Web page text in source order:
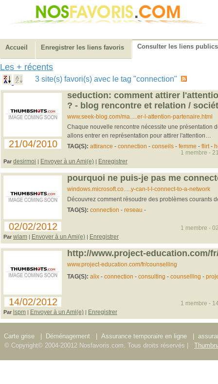
Accueil Enregistrer les liens favoris Consulter les liens publics
Les + récents
3 site(s) favori(s) avec le tag "connection"
21/04/2010
seduction: comment attirer
? - blog rencontre et relation /
www.seek-blog.com/ma.....er-l-attention-partenaire.html
Chaque nouvelle rencontre nécessite une présentation
allons entrer en représentation pour attirer l'attention…
TAG(S): attirance - connection - conseils- femme - flirt-
Par desirmoi | Envoyer à un Ami(e) | Enregistrer
1 membre -
02/02/2012
pourquoi ne puis-je pas me
windows.microsoft.co.....y-can-t-I-connect-to-a-network
Découvrez comment résoudre des problèmes courants
TAG(S): connection - reseau -
Par wiam | Envoyer à un Ami(e) | Enregistrer
1 membre -
14/02/2012
http://www.project-education.com/
www.project-education.com/fr/counselling
TAG(S): alix- connection - consulting - counselling -
Par lspm | Envoyer à un Ami(e) | Enregistrer
1 membre -
Carte grise Déménagement Assurance temporaire en ligne
© Copyright© 2004-20012 Nosfavoris.com. Tous droits réservés |